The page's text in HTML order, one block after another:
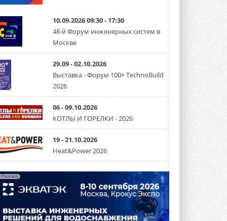
двигателями Sysimple TRS EC
Poti
Новинка от Системэйр —
прямоугольный канальный ...
30 ИЮЛЯ 2026
Краска для окон: как выбрать
состав, который не
растрескается после первой
зимы
Частые вопросы о краске для окон ...
30 ИЮЛЯ 2026
СИЭНПИ РУС представила
новую серию консольных
насосов NM
помогает снизить энергопотребление ...
30 ИЮЛЯ 2026
Группа «Теплолюкс» открыла
новую производственную
площадку
Открытие нового завода состоялось
10.09.2026 09:30 - 17:30
48-й Форум инженерных систем в
Москве
29.09 - 02.10.2026
Выставка - Форум 100+ TechnoBuild
2026
06 - 09.10.2026
КОТЛЫ И ГОРЕЛКИ - 2026
19 - 21.10.2026
Heat&Power 2026
Реклама